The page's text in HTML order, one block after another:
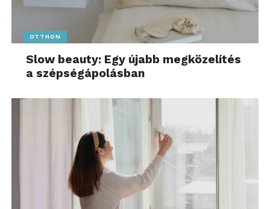
OTTHON
Slow beauty: Egy újabb megközelítés
a szépségápolásban